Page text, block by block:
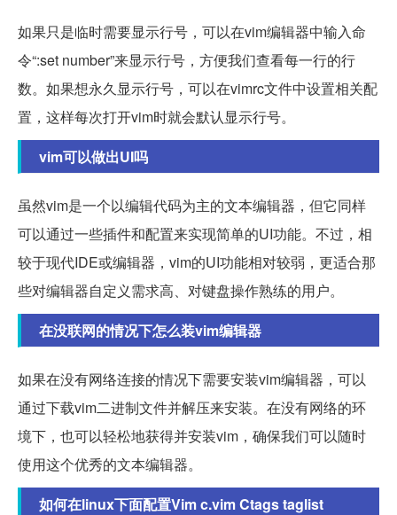
如果只是临时需要显示行号，可以在vim编辑器中输入命
令“:set number”来显示行号，方便我们查看每一行的行
数。如果想永久显示行号，可以在vimrc文件中设置相关配
置，这样每次打开vim时就会默认显示行号。
vim可以做出UI吗
虽然vim是一个以编辑代码为主的文本编辑器，但它同样
可以通过一些插件和配置来实现简单的UI功能。不过，相
较于现代IDE或编辑器，vim的UI功能相对较弱，更适合那
些对编辑器自定义需求高、对键盘操作熟练的用户。
在没联网的情况下怎么装vim编辑器
如果在没有网络连接的情况下需要安装vim编辑器，可以
通过下载vim二进制文件并解压来安装。在没有网络的环
境下，也可以轻松地获得并安装vim，确保我们可以随时
使用这个优秀的文本编辑器。
如何在linux下面配置Vim c.vim Ctags taglist